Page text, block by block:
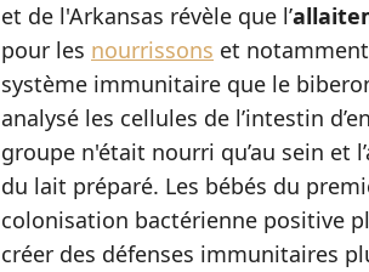
et de l'Arkansas révèle que l’
pour les nourrissons et
système immunitaire que le
analysé les cellules de l’intestin
groupe n'était nourri qu’au sein et
du lait préparé. Les bébés du
colonisation bactérienne positive
créer des défenses immunitaires